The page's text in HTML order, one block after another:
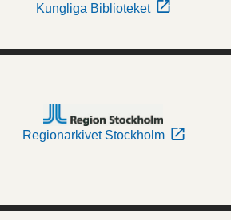
Kungliga Biblioteket
Regionarkivet Stockholm